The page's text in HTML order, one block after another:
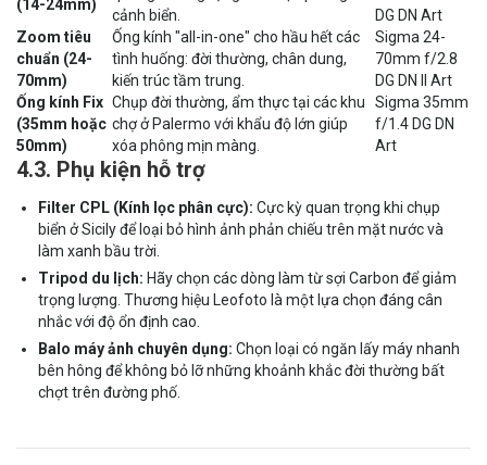
(14-24mm)
cảnh biển.
DG DN Art
Zoom tiêu
chuẩn (24-
70mm)
Ống kính "all-in-one" cho hầu hết các
tình huống: đời thường, chân dung,
kiến trúc tầm trung.
Sigma 24-
70mm f/2.8
DG DN II Art
Ống kính Fix
(35mm hoặc
50mm)
Chụp đời thường, ẩm thực tại các khu
chợ ở Palermo với khẩu độ lớn giúp
xóa phông mịn màng.
Sigma 35mm
f/1.4 DG DN
Art
4.3. Phụ kiện hỗ trợ
Filter CPL (Kính lọc phân cực): Cực kỳ quan trọng khi chụp
biển ở Sicily để loại bỏ hình ảnh phản chiếu trên mặt nước và
làm xanh bầu trời.
Tripod du lịch: Hãy chọn các dòng làm từ sợi Carbon để giảm
trọng lượng. Thương hiệu Leofoto là một lựa chọn đáng cân
nhắc với độ ổn định cao.
Balo máy ảnh chuyên dụng: Chọn loại có ngăn lấy máy nhanh
bên hông để không bỏ lỡ những khoảnh khắc đời thường bất
chợt trên đường phố.